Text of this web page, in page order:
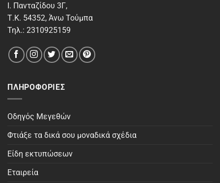
Ι. Πανταζίδου 3Γ,
Τ.Κ. 54352, Άνω Τούμπα
Τηλ.: 2310925159
ΠΛΗΡΟΦΟΡΊΕΣ
Οδηγός Μεγεθών
Φτιάξε τα δικά σου μοναδικά σχέδια
Είδη εκτυπώσεων
Εταιρεία